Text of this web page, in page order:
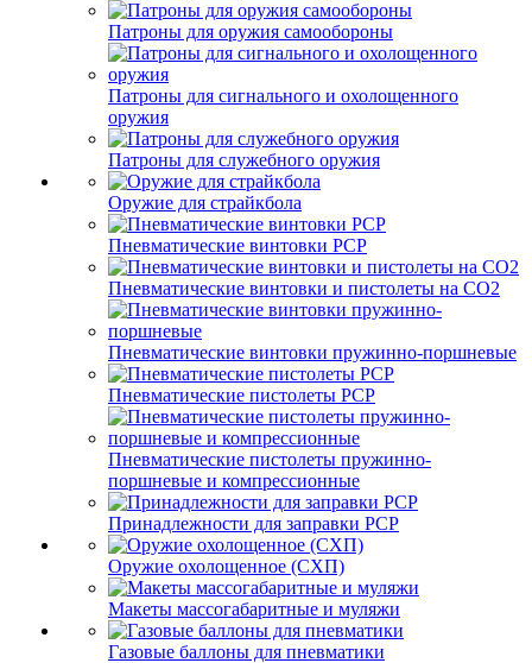
Патроны для оружия самообороны
Патроны для сигнального и охолощенного
оружия
Патроны для служебного оружия
Оружие для страйкбола
Пневматические винтовки PCP
Пневматические винтовки и пистолеты на CO2
Пневматические винтовки пружинно-поршневые
Пневматические пистолеты PCP
Пневматические пистолеты пружинно-
поршневые и компрессионные
Принадлежности для заправки PCP
Оружие охолощенное (СХП)
Макеты массогабаритные и муляжи
Газовые баллоны для пневматики